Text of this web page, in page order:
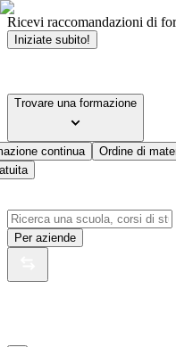
Ricevi raccomandazioni di
Iniziate subito!
Trovare una formazione
continua
Ordine di
Per aziende